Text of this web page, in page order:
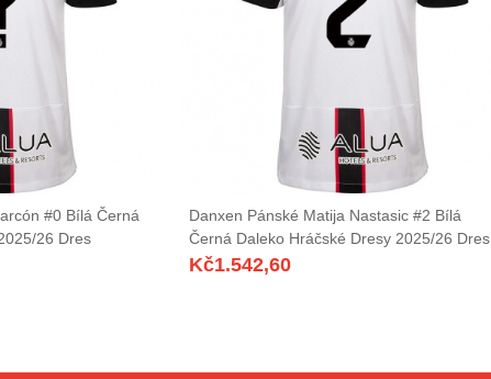
#0 Bílá Černá
26 Dres
Danxen Pánské Matija Nastasic #2 Bílá
Černá Daleko Hráčské Dresy 2025/26 Dres
Kč1.542,60